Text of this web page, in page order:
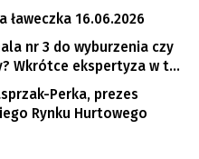
ławeczka 16.06.2026
nr 3 do wyburzenia czy
Wkrótce ekspertyza w tej
Perka, prezes
Rynku Hurtowego